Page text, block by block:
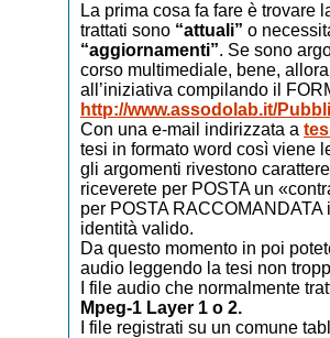
La prima cosa fa fare è trovare
trattati sono “attuali” o
“aggiornamenti”. Se sono
corso multimediale, bene,
all’iniziativa compilando il
http://www.assodolab.it/
Con una e-mail indirizzata a
tesi in formato word così viene
gli argomenti rivestono
riceverete per POSTA un
per POSTA
identità valido.
Da questo momento in poi
audio leggendo la tesi non
I file audio che normalmente
Mpeg-1 Layer 1 o 2.
I file registrati su un comune